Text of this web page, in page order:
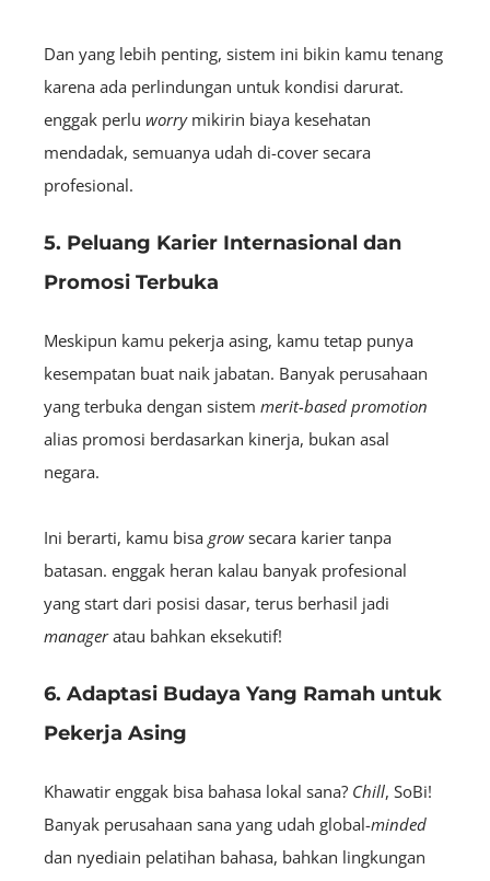
Dan yang lebih penting, sistem ini bikin kamu tenang
karena ada perlindungan untuk kondisi darurat.
enggak perlu worry mikirin biaya kesehatan
mendadak, semuanya udah di-cover secara
profesional.
5. Peluang Karier Internasional dan
Promosi Terbuka
Meskipun kamu pekerja asing, kamu tetap punya
kesempatan buat naik jabatan. Banyak perusahaan
yang terbuka dengan sistem merit-based promotion
alias promosi berdasarkan kinerja, bukan asal
negara.
Ini berarti, kamu bisa grow secara karier tanpa
batasan. enggak heran kalau banyak profesional
yang start dari posisi dasar, terus berhasil jadi
manageratau bahkan eksekutif!
6. Adaptasi Budaya Yang Ramah untuk
Pekerja Asing
Khawatir enggak bisa bahasa lokal sana? Chill, SoBi!
Banyak perusahaan sana yang udah global-minded
dan nyediain pelatihan bahasa, bahkan lingkungan